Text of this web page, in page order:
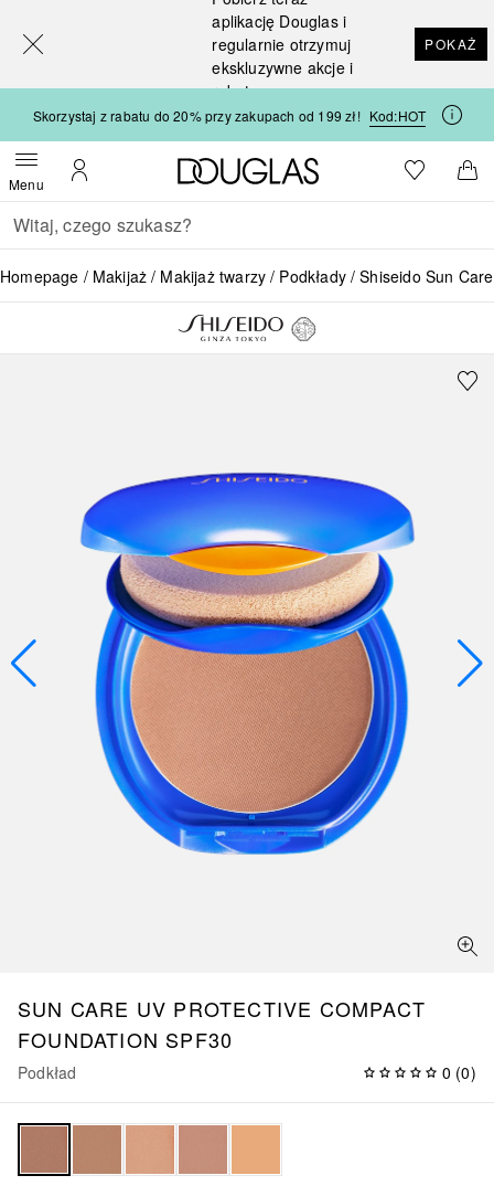
aplikację Douglas i
regularnie otrzymuj
ekskluzywne akcje i
rabaty
POKAŻ
Skorzystaj z rabatu do 20% przy zakupach od 199 zł! Kod:HOT
MenuOtwórz menuMoje konto
Strona główna Douglas
Do listyDo
Wracać
Wykonaj wyszukiwanie
Homepage Makijaż Makijaż twarzy Podkłady Shiseido Sun
SUN CARE UV PROTECTIVE COMPACT
FOUNDATION SPF30
Podkład 0 (0)
[navigation.slideout.screenreader]